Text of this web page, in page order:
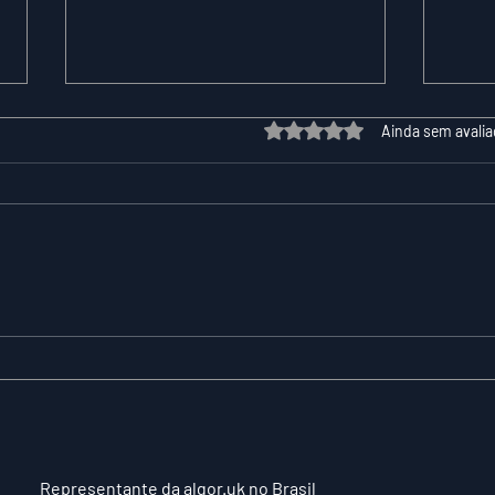
Avaliado com 0 de 5 estrelas.
Ainda sem
Representante da algor.uk no Brasil